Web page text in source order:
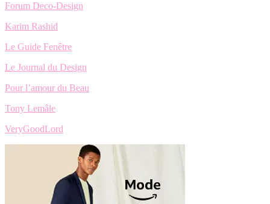
Forum Deco-Design
Karim Rashid
Le Guide Fenêtre
Le Journal du Design
Pour l’amour du Beau
Tony Lemâle
VeryGoodLord